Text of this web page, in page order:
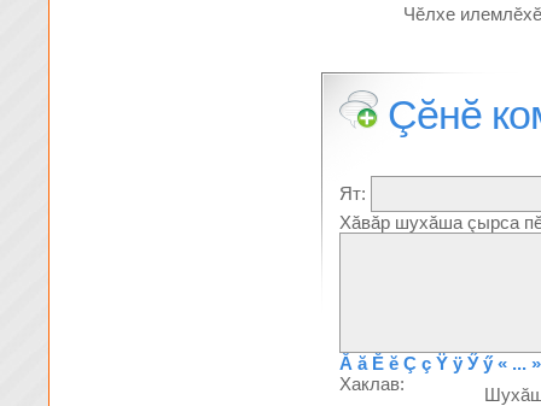
Чĕлхе
Çĕнĕ
Ят:
Хăвăр шухăша çырса
Ă ă Ĕ ĕ Ç ç Ÿ ÿ Ӳ ӳ « ... »
Хаклав: